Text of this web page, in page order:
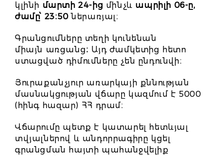
կլինի մարտի 24-ից մինչև ապրիլի 06-ը,
ժամը՝ 23։50ներառյալ։
Գրանցումները տեղի կունենան
միայն առցանց։ Այդ ժամկետից հետո
ստացված դիմումները չեն ընդունվի։
Յուրաքանչյուր առարկայի քննության
մասնակցության վճարը կազմում է 5000
(հինգ հազար) ՀՀ դրամ։
Վճարումը պետք է կատարել հետևյալ
տվյալներով և անդորրագիրը կցել
գրանցման հայտի պահանջվելիք